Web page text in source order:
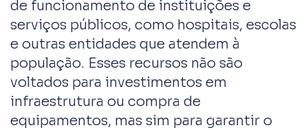
de funcionamento de instituições e
serviços públicos, como hospitais, escolas
e outras entidades que atendem à
população. Esses recursos não são
voltados para investimentos em
infraestrutura ou compra de
equipamentos, mas sim para garantir o